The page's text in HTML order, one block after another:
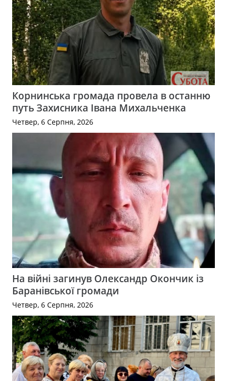
Корнинська громада провела в останню
путь Захисника Івана Михальченка
Четвер, 6 Серпня, 2026
На війні загинув Олександр Окончик із
Баранівської громади
Четвер, 6 Серпня, 2026